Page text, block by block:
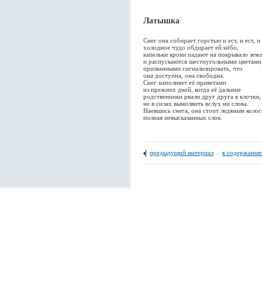
Латышка
Снег она собирает горстью и ест, и ест, и
холодное чудо обдирает ей нёбо,
капельки крови падают на покрывало
и распускаются шестиугольными
призванными сигнализировать, что
она доступна, она свободна.
Снег наполняет её приветами
из прежних дней, когда её дальние
родственники рвали друг друга в клочки,
не в силах вымолвить вслух ни слова.
Наевшись снега, она стоит ледяным
полная невысказанных слов.
предыдущий материал к